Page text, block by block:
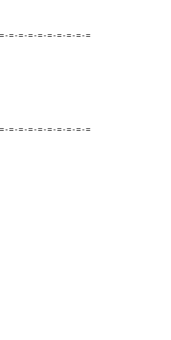
=-=-=-=-=-=-=-=-=
=-=-=-=-=-=-=-=-=